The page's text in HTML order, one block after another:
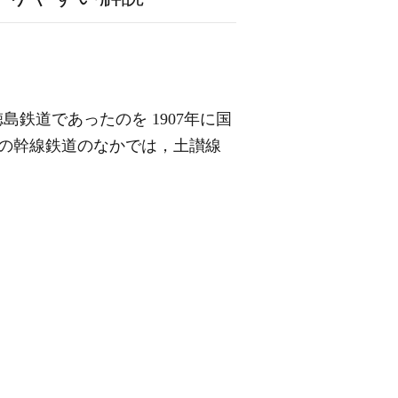
鉄道であったのを 1907年に国
幹線鉄道のなかでは，土讃線